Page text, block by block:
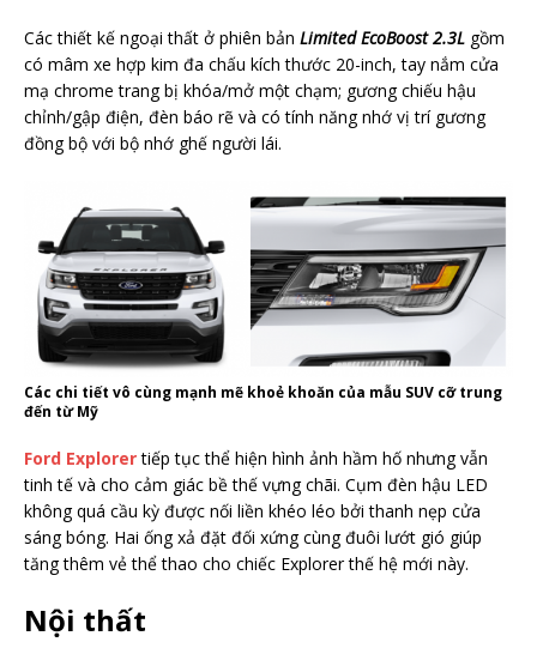
Các thiết kế ngoại thất ở phiên bản Limited EcoBoost 2.3L gồm
có mâm xe hợp kim đa chấu kích thước 20-inch, tay nắm cửa
mạ chrome trang bị khóa/mở một chạm; gương chiếu hậu
chỉnh/gập điện, đèn báo rẽ và có tính năng nhớ vị trí gương
đồng bộ với bộ nhớ ghế người lái.
Các chi tiết vô cùng mạnh mẽ khoẻ khoăn của mẫu SUV cỡ trung
đến từ Mỹ
Ford Explorertiếp tục thể hiện hình ảnh hầm hố nhưng vẫn
tinh tế và cho cảm giác bề thế vựng chãi. Cụm đèn hậu LED
không quá cầu kỳ được nối liền khéo léo bởi thanh nẹp cửa
sáng bóng. Hai ống xả đặt đối xứng cùng đuôi lướt gió giúp
tăng thêm vẻ thể thao cho chiếc Explorer thế hệ mới này.
Nội thất